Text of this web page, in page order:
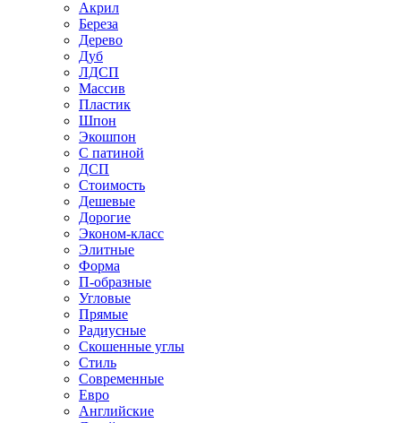
Акрил
Береза
Дерево
Дуб
ЛДСП
Массив
Пластик
Шпон
Экошпон
С патиной
ДСП
Стоимость
Дешевые
Дорогие
Эконом-класс
Элитные
Форма
П-образные
Угловые
Прямые
Радиусные
Скошенные углы
Стиль
Современные
Евро
Английские